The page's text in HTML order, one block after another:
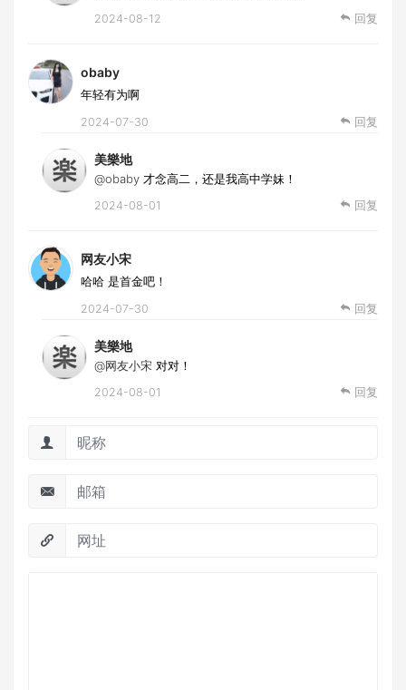
2024-08-12 回复
obaby
年轻有为啊
2024-07-30 回复
美樂地
@obaby 才念高二，还是我高中学妹！
2024-08-01 回复
网友小宋
哈哈 是首金吧！
2024-07-30 回复
美樂地
@网友小宋 对对！
2024-08-01 回复